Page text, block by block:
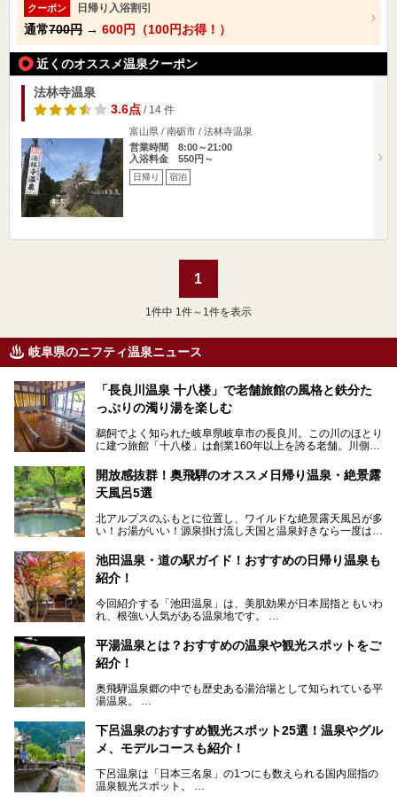
クーポン 日帰り入浴割引
通常700円 → 600円（100円お得！）
近くのオススメ温泉クーポン
法林寺温泉
3.6点/ 14 件
富山県 / 南砺市 / 法林寺温泉
営業時間 8:00～21:00
入浴料金 550円～
日帰り 宿泊
1
1 件中 1件～1件を表示
岐阜県のニフティ温泉ニュース
「長良川温泉 十八楼」で老舗旅館の風格と鉄分た
っぷりの濁り湯を楽しむ
鵜飼でよく知られた岐阜県岐阜市の長良川。この川のほとり
に建つ旅館「十八楼」は創業160年以上を誇る老舗。川側の
濁り湯で、地産地消にこだわった食事も定評があります。
そして大浴場は日帰り入浴もできるんですよ。泊まりでも日
岐阜の手仕事に触れる旅とともに楽しんでみてはいかがでし
ょう！
───
提供元：岐阜県【PR】
この記事は岐阜県のPR記事です。
開放感抜群！奥飛騨のオススメ日帰り温泉・絶景露
天風呂5選
北アルプスのふもとに位置し、ワイルドな絶景露天風呂が多
い！お湯がいい！源泉掛け流し天国と温泉好きなら一度は行
「平湯温泉」「福地温泉」「新平湯温泉」「栃尾温泉」「新
穂高温泉」と5つの温泉地を総称して奥飛騨温泉郷と呼びま
風呂を5ヶ所ご紹介したいと思います。いずれも素晴らしい
温泉ですよ！
池田温泉・道の駅ガイド！おすすめの日帰り温泉も
紹介！
今回紹介する「池田温泉」は、美肌効果が日本屈指ともいわ
れ、根強い人気がある温泉地です。
温泉旅として利用することができます。
池田温泉には道の駅があるなど、温泉、観光、買い物と、さ
そんな池田温泉の魅力を詳しく紹介していきます！
平湯温泉とは？おすすめの温泉や観光スポットをご
紹介！
奥飛騨温泉郷の中でも歴史ある湯治場として知られている平
湯温泉。
らの利用客も増え、ますます賑わいを見せています。そこで
今回は、平湯温泉の観光スポットとおすすめの温泉施設を紹
介します。気になる温泉をぜひチェックしてみてください。
下呂温泉のおすすめ観光スポット25選！温泉やグル
メ、モデルコースも紹介！
下呂温泉は「日本三名泉」の1つにも数えられる国内屈指の
温泉観光スポット。